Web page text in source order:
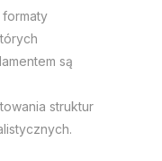
są
struktur